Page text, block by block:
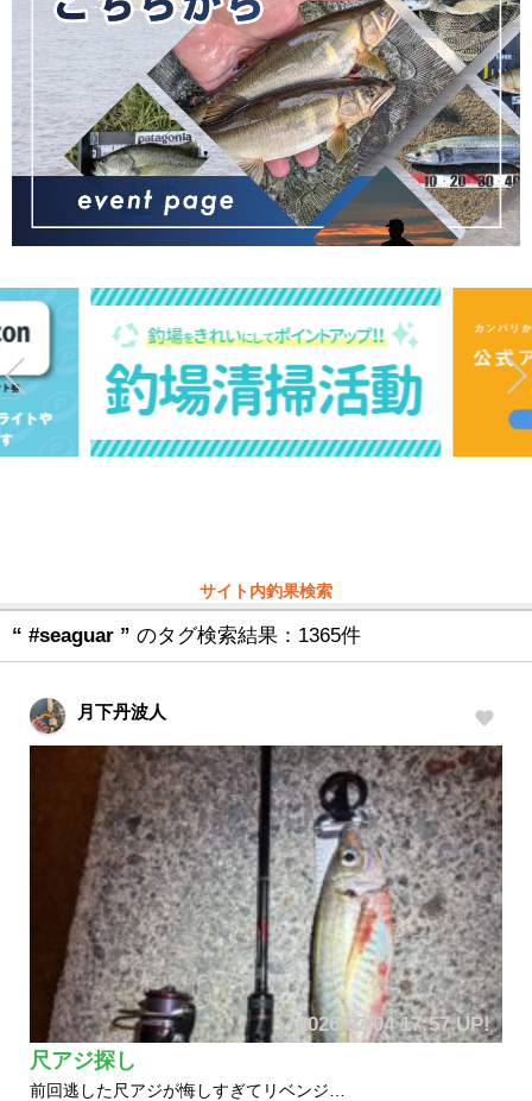
サイト内釣果検索
“ #seaguar ” のタグ検索結果：1365件
月下丹波人
2026/07/04 17:57 UP!
尺アジ探し
前回逃した尺アジが悔しすぎてリベンジ…